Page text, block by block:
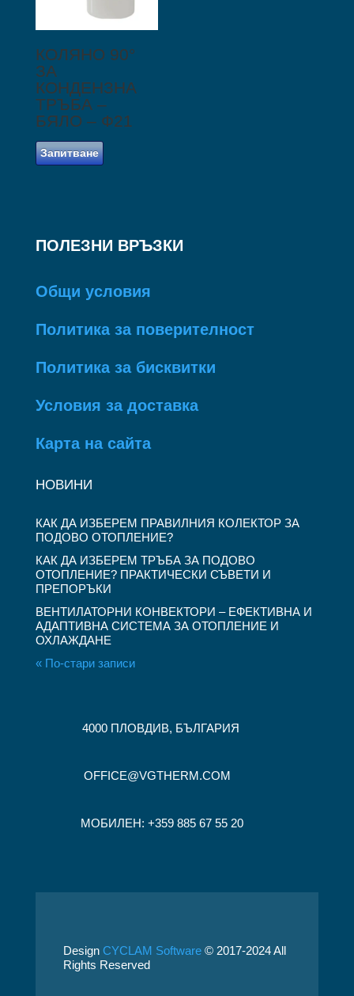
КОЛЯНО 90°
ЗА
КОНДЕНЗНА
ТРЪБА –
БЯЛО – Ф21
Запитване
ПОЛЕЗНИ ВРЪЗКИ
Общи условия
Политика за поверителност
Политика за бисквитки
Условия за доставка
Карта на сайта
НОВИНИ
КАК ДА ИЗБЕРЕМ ПРАВИЛНИЯ КОЛЕКТОР ЗА
ПОДОВО ОТОПЛЕНИЕ?
КАК ДА ИЗБЕРЕМ ТРЪБА ЗА ПОДОВО
ОТОПЛЕНИЕ? ПРАКТИЧЕСКИ СЪВЕТИ И
ПРЕПОРЪКИ
ВЕНТИЛАТОРНИ КОНВЕКТОРИ – ЕФЕКТИВНА И
АДАПТИВНА СИСТЕМА ЗА ОТОПЛЕНИЕ И
ОХЛАЖДАНЕ
« По-стари записи
4000 ПЛОВДИВ, БЪЛГАРИЯ
OFFICE@VGTHERM.COM
МОБИЛЕН: +359 885 67 55 20
Design CYCLAM Software © 2017-2024 All
Rights Reserved